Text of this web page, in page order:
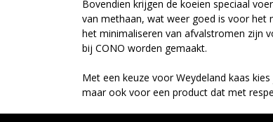
Bovendien krijgen de koeien speciaal
van methaan, wat weer goed is voor het
het minimaliseren van afvalstromen zijn
bij CONO worden gemaakt.
Met een keuze voor Weydeland kaas
maar ook voor een product dat met